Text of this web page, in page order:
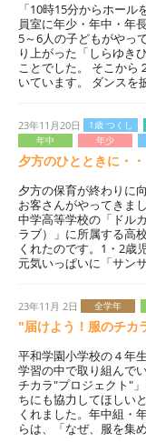
「10時15分からホー
員室に年少・年中・年
5～6人の子どもがやっ
り上がった「しらゆき
ことでした。 そこから
いています。 ダンスを
23年11月20日 1歳 つくし
年中
年少
夕方のひとときに・・
夕方の保育が終わりに
お客さんがやってきま
中学高等学校の「ドル
ラブ）」に所属する高
くれたのです。1・2歳
元気いっぱいに「サン
23年11月 2日 全学年
"届けよう！服のチカ
平和学園小学校の４年
学習の中で取り組んで
チカラ"プロジェクト"
ちにも協力してほしい
くれました。年中組・
らは、「なぜ、服を集